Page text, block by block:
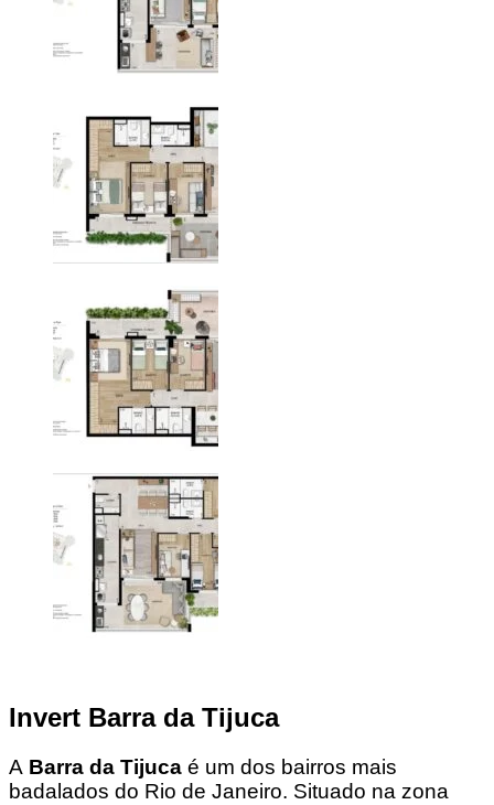
Invert Barra da Tijuca
A Barra da Tijuca é um dos bairros mais
badalados do Rio de Janeiro. Situado na zona